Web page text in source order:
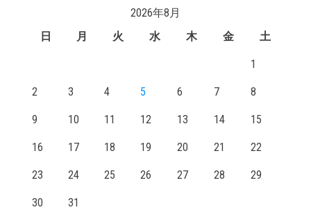
2026年8月
日
月 火 水 木 金 土
1
2 3 4 5 6 7 8
9 10 11 12 13 14 15
16 17 18 19 20 21 22
23 24 25 26 27 28 29
30 31